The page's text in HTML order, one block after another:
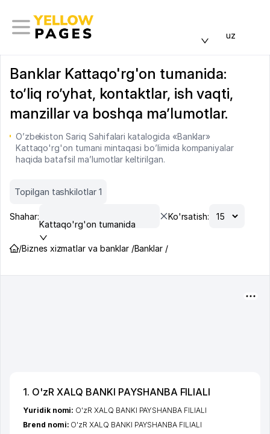
uz
Banklar Kattaqo'rg'on tumanida:
to’liq ro’yhat, kontaktlar, ish vaqti,
manzillar va boshqa ma’lumotlar.
O’zbekiston Sariq Sahifalari katalogida «Banklar»
Kattaqo'rg'on tumani mintaqasi bo’limida kompaniyalar
haqida batafsil ma’lumotlar keltirilgan.
Topilgan tashkilotlar 1
Shahar:
Kattaqo'rg'on tumanida
Ko'rsatish:
/Biznes xizmatlar va banklar /Banklar /
1. O'zR XALQ BANKI PAYSHANBA FILIALI
Yuridik nomi: O'zR XALQ BANKI PAYSHANBA FILIALI
Brend nomi: O'zR XALQ BANKI PAYSHANBA FILIALI